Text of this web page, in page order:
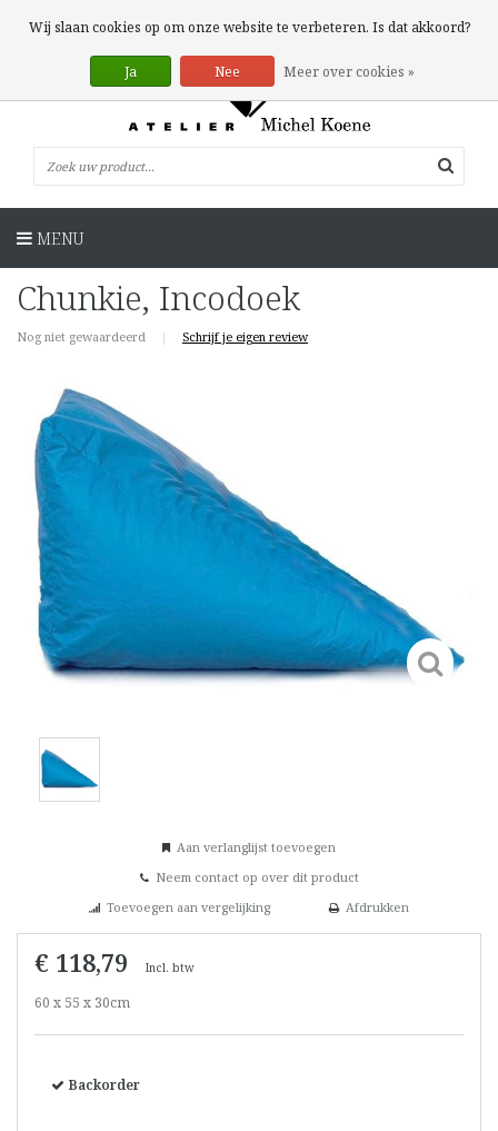
0 Artikelen
MENU
Chunkie, Incodoek
Nog niet gewaardeerd | Schrijf je eigen review
Aan verlanglijst toevoegen
Neem contact op over dit product
Toevoegen aan vergelijking
Afdrukken
€ 118,79 Incl. btw
60 x 55 x 30cm
Backorder
Wij slaan cookies op om onze website te verbeteren. Is dat akkoord?
Ja Nee Meer over cookies »